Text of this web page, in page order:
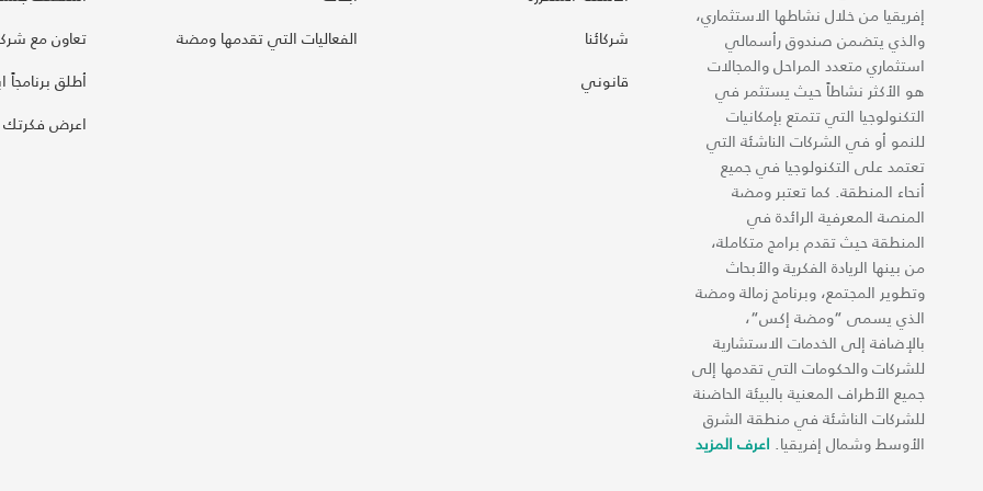
إفريقيا من خلال نشاطها الاستثماري،
والذي يتضمن صندوق رأسمالي
استثماري متعدد المراحل والمجالات
هو الأكثر نشاطاً حيث يستثمر في
التكنولوجيا التي تتمتع بإمكانيات
للنمو أو في الشركات الناشئة التي
تعتمد على التكنولوجيا في جميع
أنحاء المنطقة. كما تعتبر ومضة
المنصة المعرفية الرائدة في
المنطقة حيث تقدم برامج متكاملة،
من بينها الريادة الفكرية والأبحاث
وتطوير المجتمع، وبرنامج زمالة ومضة
الذي يسمى “ومضة إكس“،
بالإضافة إلى الخدمات الاستشارية
للشركات والحكومات التي تقدمها إلى
جميع الأطراف المعنية بالبيئة الحاضنة
للشركات الناشئة في منطقة الشرق
الأوسط وشمال إفريقيا. اعرف المزيد
شركائنا
قانوني
الفعاليات التي تقدمها ومضة
تعاون مع
أطلق برنامجاً
اعرض